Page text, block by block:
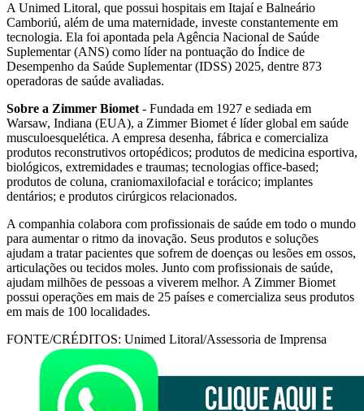
A Unimed Litoral, que possui hospitais em Itajaí e Balneário
Camboriú, além de uma maternidade, investe constantemente em
tecnologia. Ela foi apontada pela Agência Nacional de Saúde
Suplementar (ANS) como líder na pontuação do Índice de
Desempenho da Saúde Suplementar (IDSS) 2025, dentre 873
operadoras de saúde avaliadas.
Sobre a Zimmer Biomet - Fundada em 1927 e sediada em
Warsaw, Indiana (EUA), a Zimmer Biomet é líder global em saúde
musculoesquelética. A empresa desenha, fábrica e comercializa
produtos reconstrutivos ortopédicos; produtos de medicina esportiva,
biológicos, extremidades e traumas; tecnologias office-based;
produtos de coluna, craniomaxilofacial e torácico; implantes
dentários; e produtos cirúrgicos relacionados.
A companhia colabora com profissionais de saúde em todo o mundo
para aumentar o ritmo da inovação. Seus produtos e soluções
ajudam a tratar pacientes que sofrem de doenças ou lesões em ossos,
articulações ou tecidos moles. Junto com profissionais de saúde,
ajudam milhões de pessoas a viverem melhor. A Zimmer Biomet
possui operações em mais de 25 países e comercializa seus produtos
em mais de 100 localidades.
FONTE/CRÉDITOS: Unimed Litoral/Assessoria de Imprensa